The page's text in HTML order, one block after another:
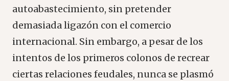
autoabastecimiento, sin pretender
demasiada ligazón con el comercio
internacional. Sin embargo, a pesar de los
intentos de los primeros colonos de recrear
ciertas relaciones feudales, nunca se plasmó